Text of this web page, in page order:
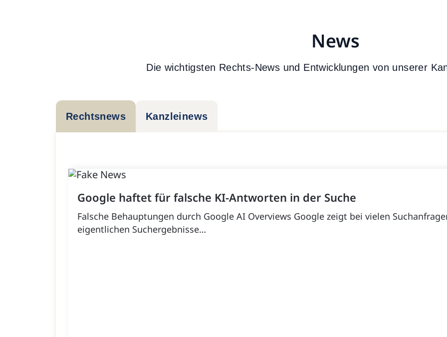
News
Die wichtigsten Rechts-News und Entwicklungen von unserer
Rechtsnews Kanzleinews
Google haftet für falsche KI-Antworten in der Suche
Falsche Behauptungen durch Google AI Overviews Google zeigt bei vielen
eigentlichen Suchergebnisse…